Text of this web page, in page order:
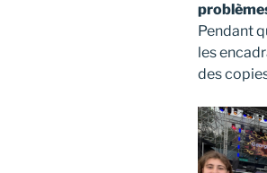
Pendant
les
des